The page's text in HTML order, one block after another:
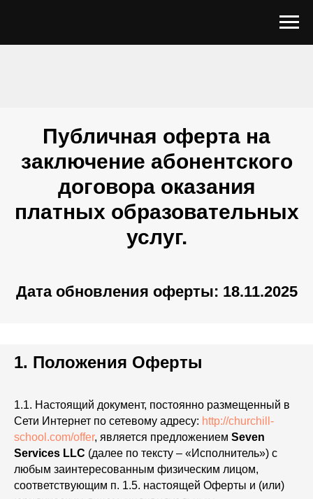
Публичная оферта на
заключение абонентского
договора оказания
платных образовательных
услуг.
Дата обновления оферты: 18.11.2025
1. Положения Оферты
1.1. Настоящий документ, постоянно размещенный в
Сети Интернет по сетевому адресу: http://churchill-
school.com/offer, является предложением Seven
Services LLC (далее по тексту – «Исполнитель») с
любым заинтересованным физическим лицом,
соответствующим п. 1.5. настоящей Оферты и (или)